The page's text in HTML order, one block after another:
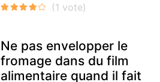
Ne pas envelopper le
fromage dans du film
alimentaire quand il fait